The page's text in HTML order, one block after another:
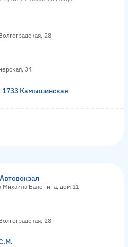
28
34
1733 Камышинская
Михаила Балонина, дом 11
28